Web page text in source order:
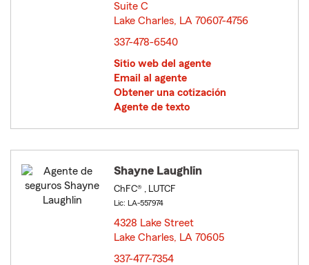
Suite C
Lake Charles, LA 70607-4756
337-478-6540
Sitio web del agente
Email al agente
Obtener una cotización
Agente de texto
Shayne Laughlin
ChFC® , LUTCF
Lic: LA-557974
4328 Lake Street
Lake Charles, LA 70605
337-477-7354